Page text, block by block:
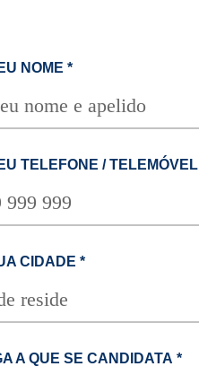
NOME *
TELEFONE / TELEMÓVEL
CIDADE *
A QUE SE CANDIDATA *